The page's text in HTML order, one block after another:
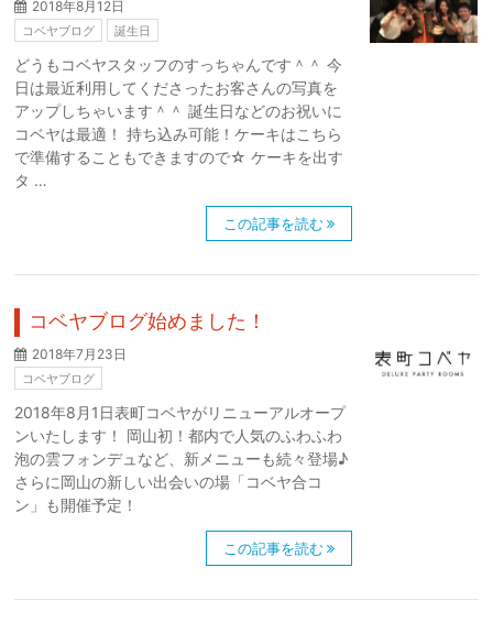
2018年8月12日
コベヤブログ 誕生日
どうもコベヤスタッフのすっちゃんです＾＾ 今
日は最近利用してくださったお客さんの写真を
アップしちゃいます＾＾ 誕生日などのお祝いに
コベヤは最適！ 持ち込み可能！ケーキはこちら
で準備することもできますので☆ ケーキを出す
タ …
この記事を読む
コベヤブログ始めました！
2018年7月23日
コベヤブログ
2018年8月1日表町コベヤがリニューアルオープ
ンいたします！ 岡山初！都内で人気のふわふわ
泡の雲フォンデュなど、新メニューも続々登場♪
さらに岡山の新しい出会いの場「コベヤ合コ
ン」も開催予定！
この記事を読む